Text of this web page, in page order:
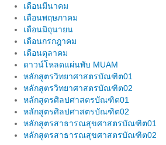
ภาพกิจกรรม
วิจัยฯ
หน่วยประสานงานวิจัย
ศูนย์เครือข่าย (อพ.สธ.- มหิดล)
คู่มืองานวิจัย
เอกสารอบรม
เดือนมีนาคม
เดือนพฤษภาคม
เดือนมิถุนายน
เดือนกรกฎาคม
เดือนตุลาคม
ดาวน์โหลดแผ่นพับ MUAM
หลักสูตรวิทยาศาสตรบัณฑิต01
หลักสูตรวิทยาศาสตรบัณฑิต02
หลักสูตรศิลปศาสตรบัณฑิต01
หลักสูตรศิลปศาสตรบัณฑิต02
หลักสูตรสาธารณสุขศาสตรบัณฑิต01
หลักสูตรสาธารณสุขศาสตรบัณฑิต02